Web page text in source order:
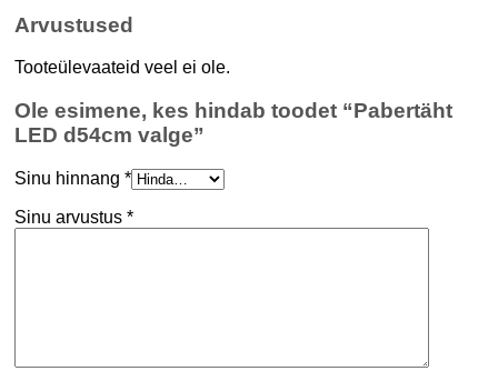
Arvustused
Tooteülevaateid veel ei ole.
Ole esimene, kes hindab toodet “Pabertäht
LED d54cm valge”
Sinu hinnang *
Sinu arvustus *